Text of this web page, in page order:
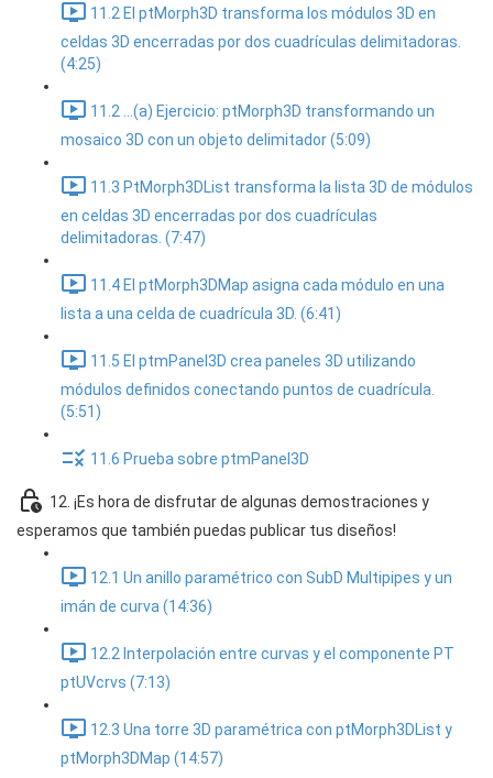
11.2 El ptMorph3D transforma los módulos 3D en
celdas 3D encerradas por dos cuadrículas delimitadoras.
(4:25)
11.2 ...(a) Ejercicio: ptMorph3D transformando un
mosaico 3D con un objeto delimitador (5:09)
11.3 PtMorph3DList transforma la lista 3D de módulos
en celdas 3D encerradas por dos cuadrículas
delimitadoras. (7:47)
11.4 El ptMorph3DMap asigna cada módulo en una
lista a una celda de cuadrícula 3D. (6:41)
11.5 El ptmPanel3D crea paneles 3D utilizando
módulos definidos conectando puntos de cuadrícula.
(5:51)
11.6 Prueba sobre ptmPanel3D
12. ¡Es hora de disfrutar de algunas demostraciones y
esperamos que también puedas publicar tus diseños!
12.1 Un anillo paramétrico con SubD Multipipes y un
imán de curva (14:36)
12.2 Interpolación entre curvas y el componente PT
ptUVcrvs (7:13)
12.3 Una torre 3D paramétrica con ptMorph3DList y
ptMorph3DMap (14:57)